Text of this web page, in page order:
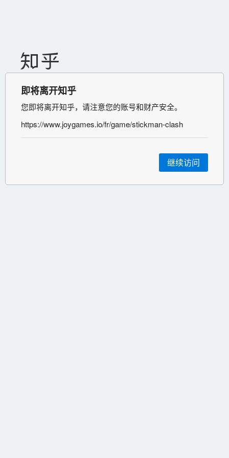
即将离开知乎
您即将离开知乎，请注意您的账号和财产安全。
https://www.joygames.io/fr/game/stickman-clash
继续访问